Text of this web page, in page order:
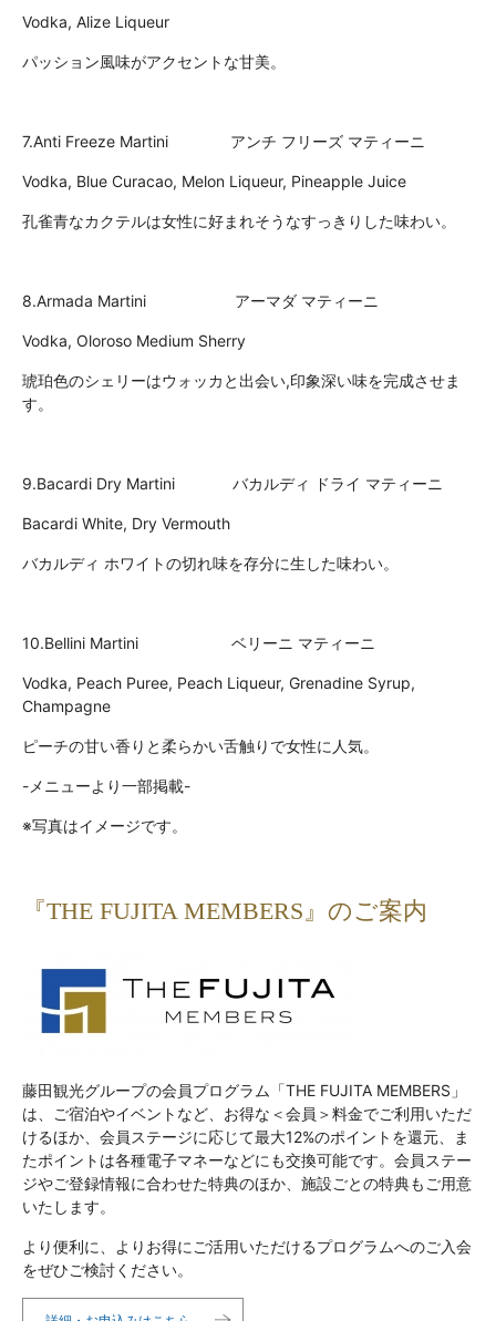
Vodka, Alize Liqueur
パッション風味がアクセントな甘美。
7.Anti Freeze Martini アンチ フリーズ マティーニ
Vodka, Blue Curacao, Melon Liqueur, Pineapple Juice
孔雀青なカクテルは女性に好まれそうなすっきりした味わい。
8.Armada Martini アーマダ マティーニ
Vodka, Oloroso Medium Sherry
琥珀色のシェリーはウォッカと出会い,印象深い味を完成させま
す。
9.Bacardi Dry Martini バカルディ ドライ マティーニ
Bacardi White, Dry Vermouth
バカルディ ホワイトの切れ味を存分に生した味わい。
10.Bellini Martini ベリーニ マティーニ
Vodka, Peach Puree, Peach Liqueur, Grenadine Syrup,
Champagne
ピーチの甘い香りと柔らかい舌触りで女性に人気。
-メニューより一部掲載-
※写真はイメージです。
『THE FUJITA MEMBERS』のご案内
藤田観光グループの会員プログラム「THE FUJITA MEMBERS」
は、ご宿泊やイベントなど、お得な＜会員＞料金でご利用いただ
けるほか、会員ステージに応じて最大12%のポイントを還元、ま
たポイントは各種電子マネーなどにも交換可能です。会員ステー
ジやご登録情報に合わせた特典のほか、施設ごとの特典もご用意
いたします。
より便利に、よりお得にご活用いただけるプログラムへのご入会
をぜひご検討ください。